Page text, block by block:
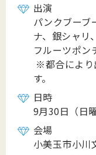
出演
パンクブーブ
ナ、銀シャリ
フルーツポン
※都合により
す。
日時
9月30日（日
会場
小美玉市小川